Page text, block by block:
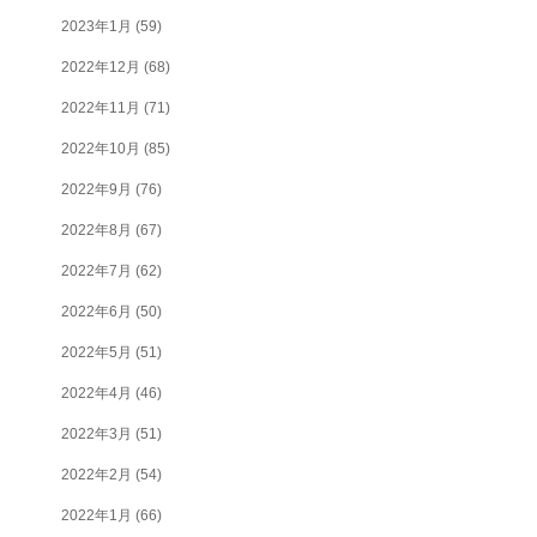
2023年1月 (59)
2022年12月 (68)
2022年11月 (71)
2022年10月 (85)
2022年9月 (76)
2022年8月 (67)
2022年7月 (62)
2022年6月 (50)
2022年5月 (51)
2022年4月 (46)
2022年3月 (51)
2022年2月 (54)
2022年1月 (66)